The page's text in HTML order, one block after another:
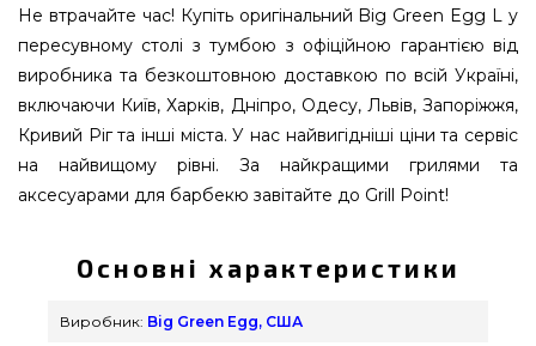
Не втрачайте час! Купіть оригінальний Big Green Egg L у
пересувному столі з тумбою з офіційною гарантією від
виробника та безкоштовною доставкою по всій Україні,
включаючи Київ, Харків, Дніпро, Одесу, Львів, Запоріжжя,
Кривий Ріг та інші міста. У нас найвигідніші ціни та сервіс
на найвищому рівні. За найкращими грилями та
аксесуарами для барбекю завітайте до Grill Point!
Основні характеристики
Виробник: Big Green Egg, США